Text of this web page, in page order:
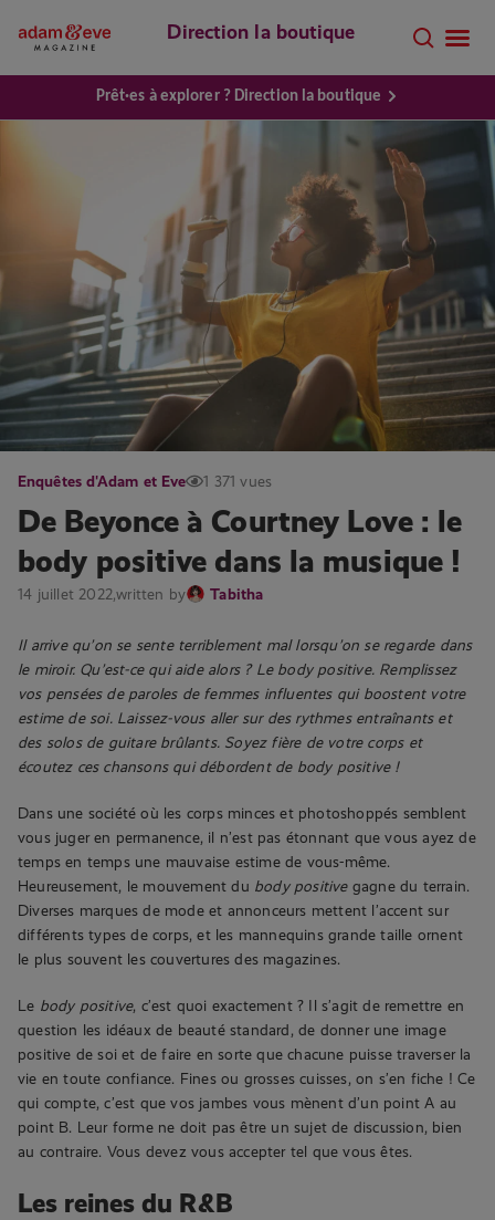
Direction la boutique
Prêt·es à explorer ? Direction la boutique
Enquêtes d'Adam et Eve 1 371 vues
De Beyonce à Courtney Love : le
body positive dans la musique !
14 juillet 2022,written by Tabitha
Il arrive qu’on se sente terriblement mal lorsqu’on se regarde dans
le miroir. Qu’est-ce qui aide alors ? Le body positive. Remplissez
vos pensées de paroles de femmes influentes qui boostent votre
estime de soi. Laissez-vous aller sur des rythmes entraînants et
des solos de guitare brûlants. Soyez fière de votre corps et
écoutez ces chansons qui débordent de body positive !
Dans une société où les corps minces et photoshoppés semblent
vous juger en permanence, il n’est pas étonnant que vous ayez de
temps en temps une mauvaise estime de vous-même.
Heureusement, le mouvement du body positivegagne du terrain.
Diverses marques de mode et annonceurs mettent l’accent sur
différents types de corps, et les mannequins grande taille ornent
le plus souvent les couvertures des magazines.
Le body positive, c’est quoi exactement ? Il s’agit de remettre en
question les idéaux de beauté standard, de donner une image
positive de soi et de faire en sorte que chacune puisse traverser la
vie en toute confiance. Fines ou grosses cuisses, on s’en fiche ! Ce
qui compte, c’est que vos jambes vous mènent d’un point A au
point B. Leur forme ne doit pas être un sujet de discussion, bien
au contraire. Vous devez vous accepter tel que vous êtes.
Les reines du R&B